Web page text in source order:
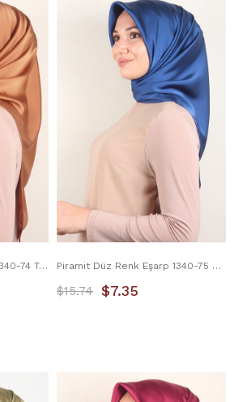
Piramit Düz Renk Eşarp 1340-74 Tarçın Piramit Düz Renk Eşarp 1340-75 Saks Mavisi
$7.35
$15.74